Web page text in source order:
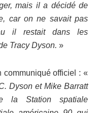
mais il a décidé de
car on ne savait pas
il restait dans les
Tracy Dyson. »
communiqué officiel : «
Dyson et Mike Barratt
la Station spatiale